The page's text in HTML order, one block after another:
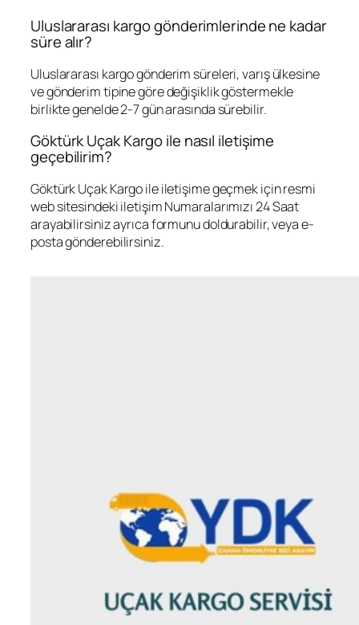
Uluslararası kargo gönderimlerinde ne kadar
süre alır?
Uluslararası kargo gönderim süreleri, varış ülkesine
ve gönderim tipine göre değişiklik göstermekle
birlikte genelde 2-7 gün arasında sürebilir.
Göktürk Uçak Kargo ile nasıl iletişime
geçebilirim?
Göktürk Uçak Kargo ile iletişime geçmek için resmi
web sitesindeki iletişim Numaralarımızı 24 Saat
arayabilirsiniz ayrıca formunu doldurabilir, veya e-
posta gönderebilirsiniz.